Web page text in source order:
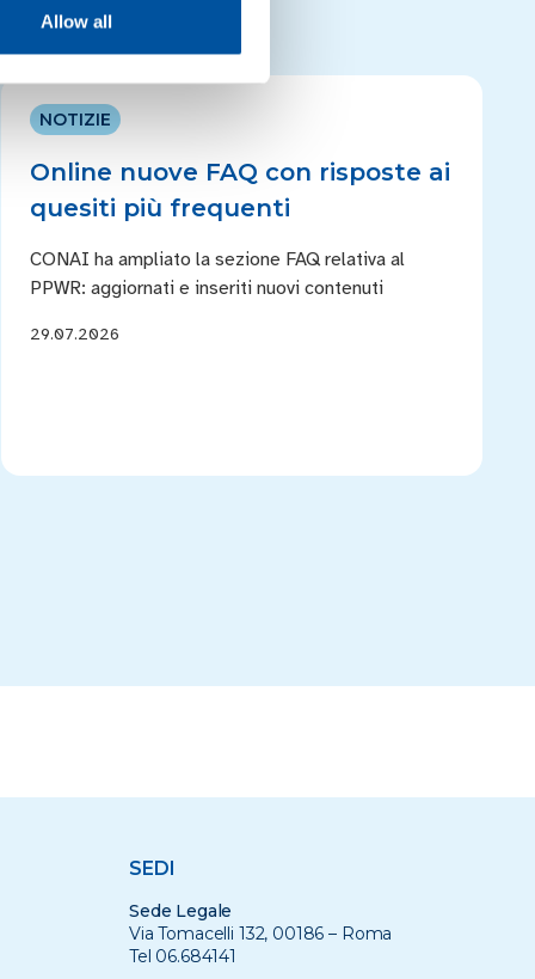
Allow all
NOTIZIE
Online nuove FAQ con risposte ai
quesiti più frequenti
CONAI ha ampliato la sezione FAQ relativa al
PPWR: aggiornati e inseriti nuovi contenuti
29.07.2026
SEDI
Sede Legale
Via Tomacelli 132, 00186 – Roma
Tel 06.684141